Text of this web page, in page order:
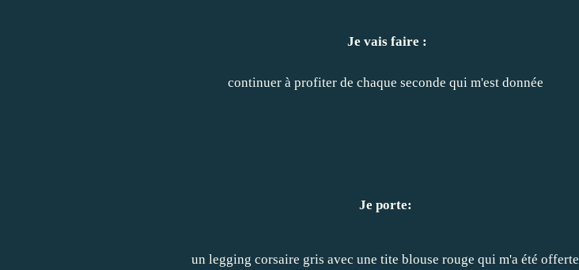
Je vais faire :
continuer à profiter de chaque seconde qui m'est donnée
Je porte:
un legging corsaire gris avec une tite blouse rouge qui m'a été offerte